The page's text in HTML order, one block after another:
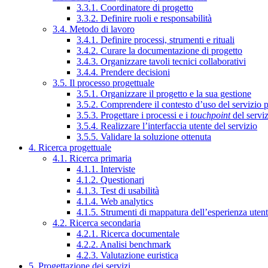
3.3.1. Coordinatore di progetto
3.3.2. Definire ruoli e responsabilità
3.4. Metodo di lavoro
3.4.1. Definire processi, strumenti e rituali
3.4.2. Curare la documentazione di progetto
3.4.3. Organizzare tavoli tecnici collaborativi
3.4.4. Prendere decisioni
3.5. Il processo progettuale
3.5.1. Organizzare il progetto e la sua gestione
3.5.2. Comprendere il contesto d’uso del servizio
3.5.3. Progettare i processi e i touchpointdel
3.5.4. Realizzare l’interfaccia utente del servizio
3.5.5. Validare la soluzione ottenuta
4. Ricerca progettuale
4.1. Ricerca primaria
4.1.1. Interviste
4.1.2. Questionari
4.1.3. Test di usabilità
4.1.4. Web analytics
4.1.5. Strumenti di mappatura dell’esperienza
4.2. Ricerca secondaria
4.2.1. Ricerca documentale
4.2.2. Analisi benchmark
4.2.3. Valutazione euristica
5. Progettazione dei servizi